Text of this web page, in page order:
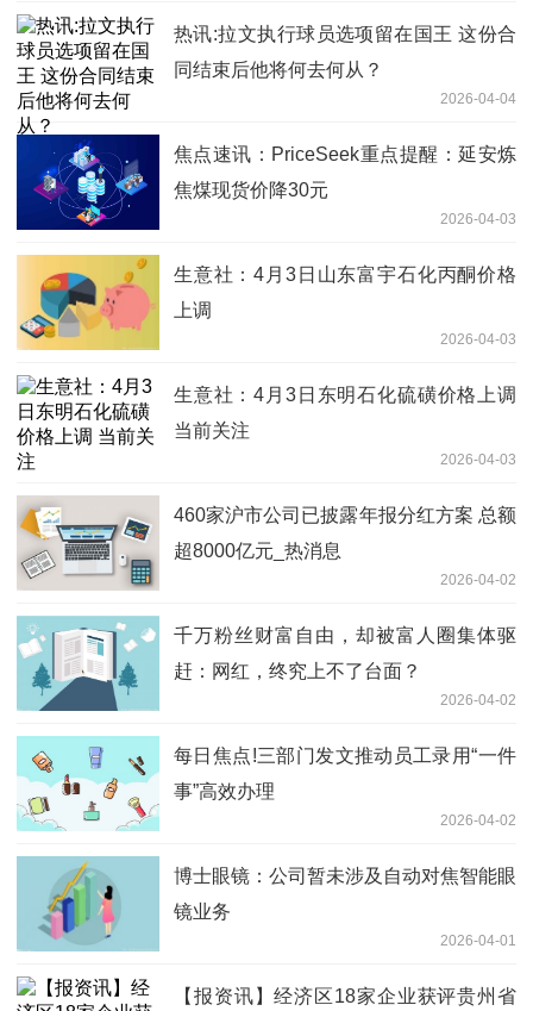
热讯:拉文执行球员选项留在国王 这份合
同结束后他将何去何从？
2026-04-04
焦点速讯：PriceSeek重点提醒：延安炼
焦煤现货价降30元
2026-04-03
生意社：4月3日山东富宇石化丙酮价格
上调
2026-04-03
生意社：4月3日东明石化硫磺价格上调
当前关注
2026-04-03
460家沪市公司已披露年报分红方案 总额
超8000亿元_热消息
2026-04-02
千万粉丝财富自由，却被富人圈集体驱
赶：网红，终究上不了台面？
2026-04-02
每日焦点!三部门发文推动员工录用“一件
事”高效办理
2026-04-02
博士眼镜：公司暂未涉及自动对焦智能眼
镜业务
2026-04-01
【报资讯】经济区18家企业获评贵州省